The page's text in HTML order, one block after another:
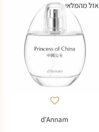
אזל מהמלאי
d'Annam